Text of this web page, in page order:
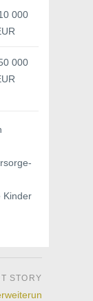
000
000
Kinder